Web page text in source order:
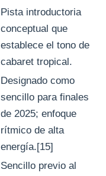
Pista introductoria
conceptual que
establece el tono de
cabaret tropical.
Designado como
sencillo para finales
de 2025; enfoque
rítmico de alta
energía.[15]
Sencillo previo al